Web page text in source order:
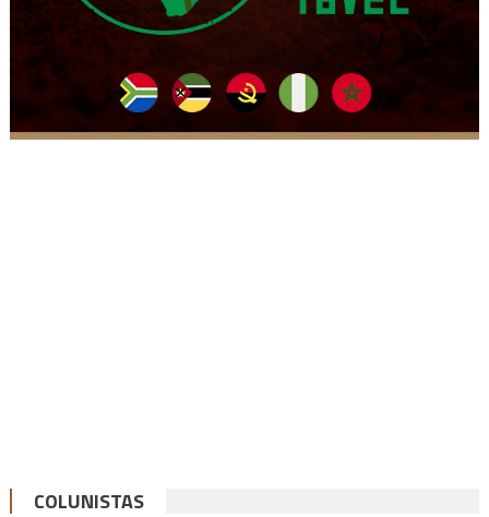
COLUNISTAS